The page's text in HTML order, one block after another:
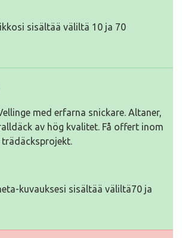
sisältää väliltä 10 ja 70
med erfarna snickare. Altaner,
av hög kvalitet. Få offert inom
kuvauksesi sisältää väliltä70 ja